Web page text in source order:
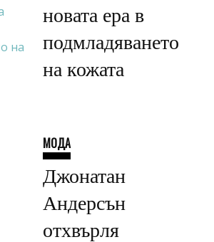
новата ера в
подмладяването
на кожата
МОДА
Джонатан
Андерсън
отхвърля